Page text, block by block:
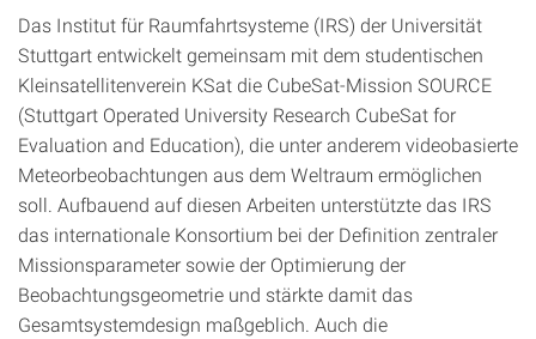
Das Institut für Raumfahrtsysteme (IRS) der Universität
Stuttgart entwickelt gemeinsam mit dem studentischen
Kleinsatellitenverein KSat die CubeSat-Mission SOURCE
(Stuttgart Operated University Research CubeSat for
Evaluation and Education), die unter anderem videobasierte
Meteorbeobachtungen aus dem Weltraum ermöglichen
soll. Aufbauend auf diesen Arbeiten unterstützte das IRS
das internationale Konsortium bei der Definition zentraler
Missionsparameter sowie der Optimierung der
Beobachtungsgeometrie und stärkte damit das
Gesamtsystemdesign maßgeblich. Auch die